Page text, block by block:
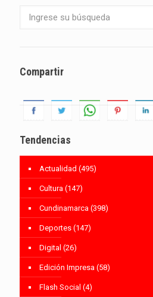
Compartir
Tendencias
Actualidad (495)
Cultura (147)
Cundinamarca (398)
Deportes (147)
Digital (26)
Edición Impresa (58)
Flash Social (4)